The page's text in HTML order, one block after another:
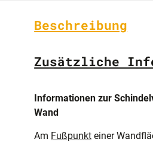
Beschreibung
Zusätzliche
Informationen zur
Wand
Am Fußpunkt einer